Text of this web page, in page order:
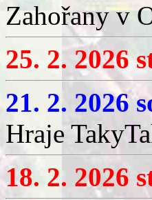
Zahořany v
25. 2. 2026
21. 2. 2026
Hraje
18. 2. 2026